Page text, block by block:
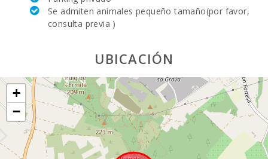
Mercado
semanal
Montuiri (km):
martes y los
domingos)
(km):
Mercado
semanal en
palma nova:
Se admiten animales pequeño tamaño(por favor,
consulta previa )
UBICACIÓN
+
−